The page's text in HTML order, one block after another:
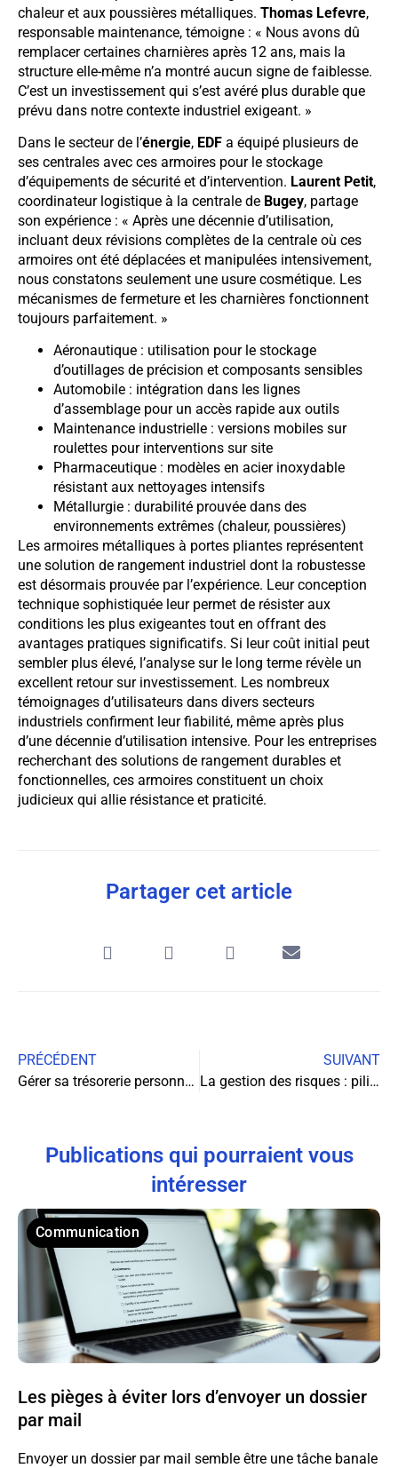
chaleur et aux poussières métalliques. Thomas Lefevre,
responsable maintenance, témoigne : « Nous avons dû
remplacer certaines charnières après 12 ans, mais la
structure elle-même n’a montré aucun signe de faiblesse.
C’est un investissement qui s’est avéré plus durable que
prévu dans notre contexte industriel exigeant. »
Dans le secteur de l’énergie, EDF a équipé plusieurs de
ses centrales avec ces armoires pour le stockage
d’équipements de sécurité et d’intervention. Laurent Petit,
coordinateur logistique à la centrale de Bugey, partage
son expérience : « Après une décennie d’utilisation,
incluant deux révisions complètes de la centrale où ces
armoires ont été déplacées et manipulées intensivement,
nous constatons seulement une usure cosmétique. Les
mécanismes de fermeture et les charnières fonctionnent
toujours parfaitement. »
Aéronautique : utilisation pour le stockage
d’outillages de précision et composants sensibles
Automobile : intégration dans les lignes
d’assemblage pour un accès rapide aux outils
Maintenance industrielle : versions mobiles sur
roulettes pour interventions sur site
Pharmaceutique : modèles en acier inoxydable
résistant aux nettoyages intensifs
Métallurgie : durabilité prouvée dans des
environnements extrêmes (chaleur, poussières)
Les armoires métalliques à portes pliantes représentent
une solution de rangement industriel dont la robustesse
est désormais prouvée par l’expérience. Leur conception
technique sophistiquée leur permet de résister aux
conditions les plus exigeantes tout en offrant des
avantages pratiques significatifs. Si leur coût initial peut
sembler plus élevé, l’analyse sur le long terme révèle un
excellent retour sur investissement. Les nombreux
témoignages d’utilisateurs dans divers secteurs
industriels confirment leur fiabilité, même après plus
d’une décennie d’utilisation intensive. Pour les entreprises
recherchant des solutions de rangement durables et
fonctionnelles, ces armoires constituent un choix
judicieux qui allie résistance et praticité.
Partager cet article
PRÉCÉDENT
Gérer sa trésorerie personnelle : liquidité, sécurité, rendement
SUIVANT
La gestion des risques : pilier stratégique de la réussite des organisations
Publications qui pourraient vous
intéresser
Communication
Les pièges à éviter lors d’envoyer un dossier
par mail
Envoyer un dossier par mail semble être une tâche banale